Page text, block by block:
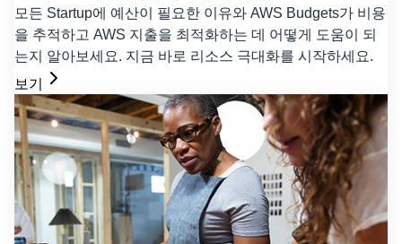
모든 Startup에 예산이 필요한 이유와 AWS Budgets가 비용
을 추적하고 AWS 지출을 최적화하는 데 어떻게 도움이 되
는지 알아보세요. 지금 바로 리소스 극대화를 시작하세요.
보기